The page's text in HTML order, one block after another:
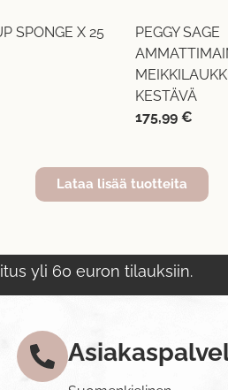
SPONGE X 25
PEGGY SAGE
KESTÄVÄ
175,99€
Lataa lisää tuotteita
yli 60 euron tilauksiin.